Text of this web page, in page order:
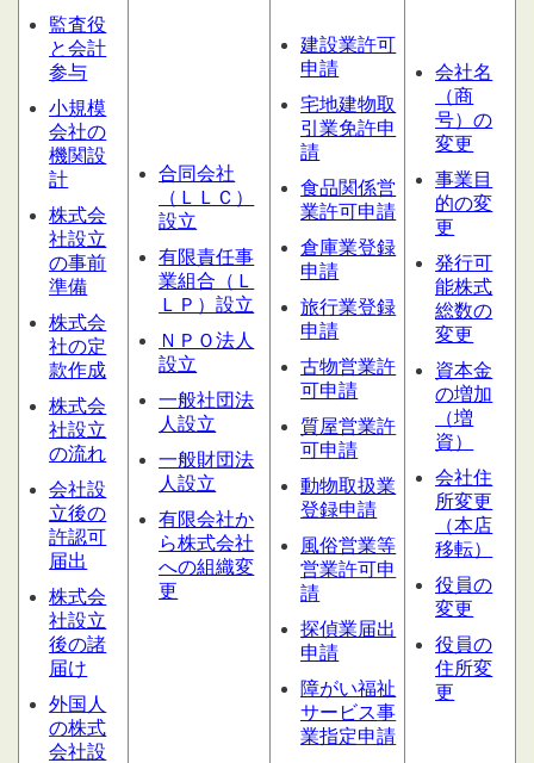
監査役
と会計
参与
小規模
会社の
機関設
計
株式会
社設立
の事前
準備
株式会
社の定
款作成
株式会
社設立
の流れ
会社設
立後の
許認可
届出
株式会
社設立
後の諸
届け
外国人
の株式
会社設
合同会社
（ＬＬＣ）
設立
有限責任事
業組合（Ｌ
ＬＰ）設立
ＮＰＯ法人
設立
一般社団法
人設立
一般財団法
人設立
有限会社か
ら株式会社
への組織変
更
建設業許可
申請
宅地建物取
引業免許申
請
食品関係営
業許可申請
倉庫業登録
申請
旅行業登録
申請
古物営業許
可申請
質屋営業許
可申請
動物取扱業
登録申請
風俗営業等
営業許可申
請
探偵業届出
申請
障がい福祉
サービス事
業指定申請
会社名
（商
号）の
変更
事業目
的の変
更
発行可
能株式
総数の
変更
資本金
の増加
（増
資）
会社住
所変更
（本店
移転）
役員の
変更
役員の
住所変
更